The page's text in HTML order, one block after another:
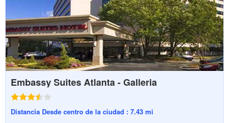
Embassy Suites Atlanta - Galleria
Distancia Desde centro de la ciudad : 7.43 mi